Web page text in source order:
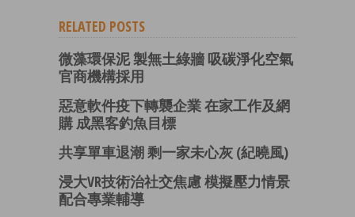
RELATED POSTS
微藻環保泥 製無土綠牆 吸碳淨化空氣
官商機構採用
惡意軟件疫下轉襲企業 在家工作及網
購 成黑客釣魚目標
共享單車退潮 剩一家未心灰 (紀曉風)
浸大VR技術治社交焦慮 模擬壓力情景
配合專業輔導